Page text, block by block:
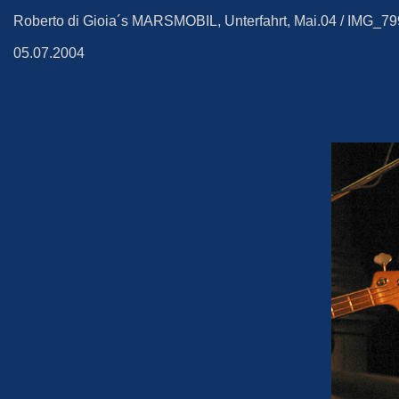
Roberto di Gioia´s MARSMOBIL, Unterfahrt, Mai.04 /
05.07.2004